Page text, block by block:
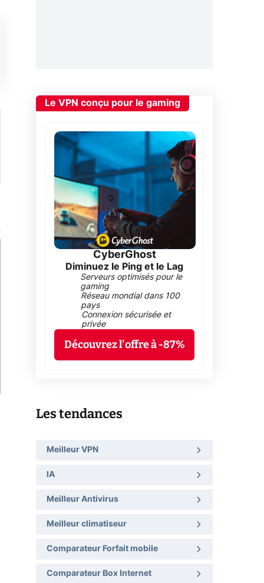
Le VPN conçu pour le gaming
CyberGhost
Diminuez le Ping et le Lag
Serveurs optimisés pour le
gaming
Réseau mondial dans 100
pays
Connexion sécurisée et
privée
Découvrez l'offre à -87%
Les tendances
Meilleur VPN
IA
Meilleur Antivirus
Meilleur climatiseur
Comparateur Forfait mobile
Comparateur Box Internet